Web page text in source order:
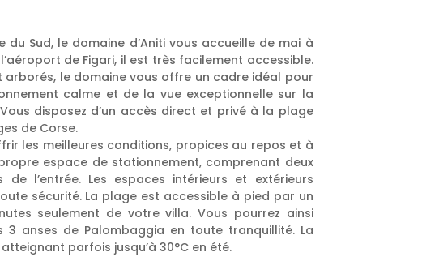
du Sud, le domaine d’Aniti vous accueille de mai à
de Figari, il est très facilement accessible.
arborés, le domaine vous offre un cadre idéal pour
calme et de la vue exceptionnelle sur la
disposez d’un accès direct et privé à la plage
de Corse.
les meilleures conditions, propices au repos et à
espace de stationnement, comprenant deux
l’entrée. Les espaces intérieurs et extérieurs
sécurité. La plage est accessible à pied par un
seulement de votre villa. Vous pourrez ainsi
3 anses de Palombaggia en toute tranquillité. La
parfois jusqu’à 30°C en été.